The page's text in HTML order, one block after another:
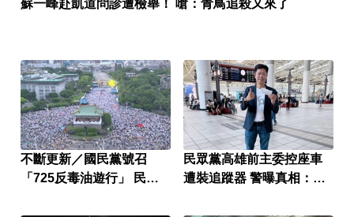
蘇一峰赴凱道問診遭檢舉！ 嗆：青鳥追殺又來了
不斷更新／國民黨號召
「725反毒油遊行」 民眾
民眾黨高雄前主委控座車
遭裝追蹤器 警曝真相：是